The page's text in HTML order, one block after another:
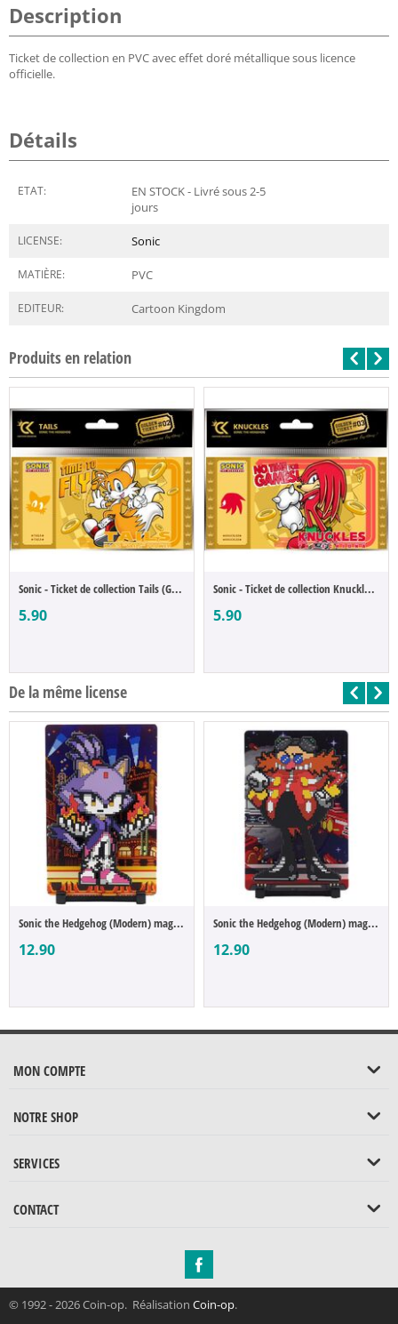
Description
Ticket de collection en PVC avec effet doré métallique sous licence
officielle.
Détails
ETAT:
EN STOCK - Livré sous 2-5
jours
LICENSE: Sonic
MATIÈRE: PVC
EDITEUR: Cartoon Kingdom
Produits en relation
Sonic - Ticket de collection Tails (Golde...
5.90
Sonic - Ticket de collection Knuckles l'É...
5.90
De la même license
Sonic the Hedgehog (Modern) magnet à coll...
12.90
Sonic the Hedgehog (Modern) magnet à coll...
12.90
MON COMPTE
NOTRE SHOP
SERVICES
CONTACT
© 1992 - 2026 Coin-op. Réalisation Coin-op.